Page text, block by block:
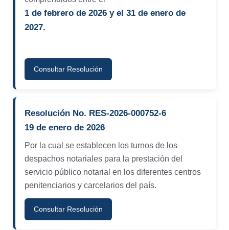
1 de febrero de 2026 y el 31 de enero de
2027.
Consultar Resolución
Resolución No. RES-2026-000752-6
19 de enero de 2026
Por la cual se establecen los turnos de los
despachos notariales para la prestación del
servicio público notarial en los diferentes centros
penitenciarios y carcelarios del país.
Consultar Resolución